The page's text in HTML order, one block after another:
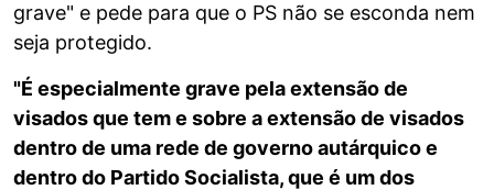
grave" e pede para que o PS não se esconda nem
seja protegido.
"É especialmente grave pela extensão de
visados que tem e sobre a extensão de visados
dentro de uma rede de governo autárquico e
dentro do Partido Socialista, que é um dos